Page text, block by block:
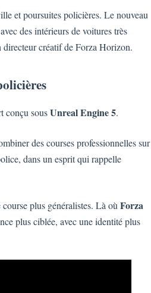
et poursuites policières. Le nouveau
des intérieurs de voitures très
directeur créatif de Forza Horizon.
conçu sousUnreal Engine 5.
des courses professionnelles sur
dans un esprit qui rappelle
plus généralistes. Là où Forza
plus ciblée, avec une identité plus